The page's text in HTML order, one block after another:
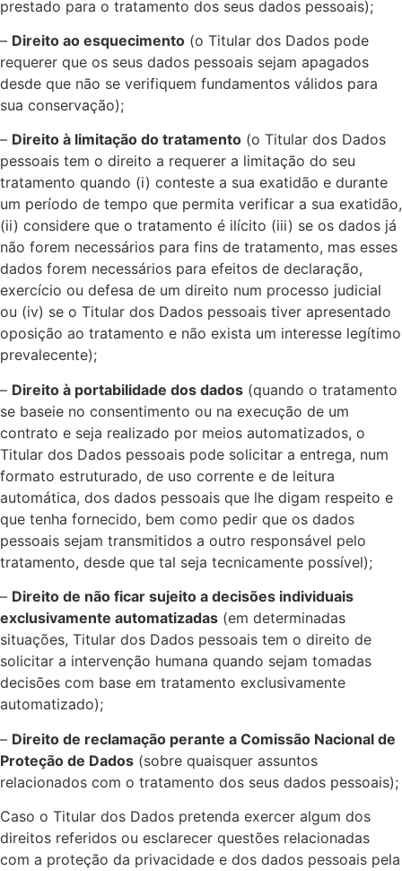
prestado para o tratamento dos seus dados pessoais);
– Direito ao esquecimento (o Titular dos Dados pode
requerer que os seus dados pessoais sejam apagados
desde que não se verifiquem fundamentos válidos para
sua conservação);
– Direito à limitação do tratamento (o Titular dos Dados
pessoais tem o direito a requerer a limitação do seu
tratamento quando (i) conteste a sua exatidão e durante
um período de tempo que permita verificar a sua exatidão,
(ii) considere que o tratamento é ilícito (iii) se os dados já
não forem necessários para fins de tratamento, mas esses
dados forem necessários para efeitos de declaração,
exercício ou defesa de um direito num processo judicial
ou (iv) se o Titular dos Dados pessoais tiver apresentado
oposição ao tratamento e não exista um interesse legítimo
prevalecente);
– Direito à portabilidade dos dados (quando o tratamento
se baseie no consentimento ou na execução de um
contrato e seja realizado por meios automatizados, o
Titular dos Dados pessoais pode solicitar a entrega, num
formato estruturado, de uso corrente e de leitura
automática, dos dados pessoais que lhe digam respeito e
que tenha fornecido, bem como pedir que os dados
pessoais sejam transmitidos a outro responsável pelo
tratamento, desde que tal seja tecnicamente possível);
– Direito de não ficar sujeito a decisões individuais
exclusivamente automatizadas (em determinadas
situações, Titular dos Dados pessoais tem o direito de
solicitar a intervenção humana quando sejam tomadas
decisões com base em tratamento exclusivamente
automatizado);
– Direito de reclamação perante a Comissão Nacional de
Proteção de Dados (sobre quaisquer assuntos
relacionados com o tratamento dos seus dados pessoais);
Caso o Titular dos Dados pretenda exercer algum dos
direitos referidos ou esclarecer questões relacionadas
com a proteção da privacidade e dos dados pessoais pela